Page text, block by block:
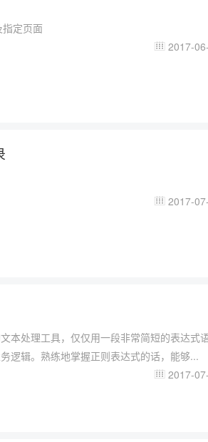
定页面
 2017-
 2017-
本处理工具，仅仅用一段非常简短的表达式
逻辑。熟练地掌握正则表达式的话，能够...
 2017-